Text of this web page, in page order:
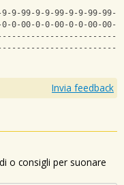
9-99-9-9-99-9-9-99-
0-00-0-0-00-0-0-00-
Invia feedback
o consigli per suonare